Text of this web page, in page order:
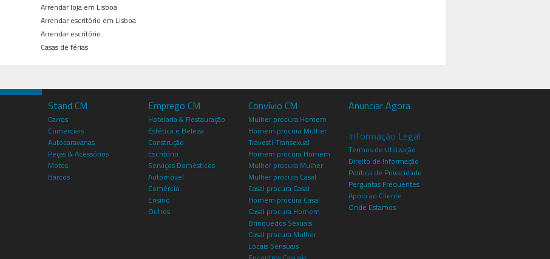
Arrendar loja em Lisboa
Arrendar escritório em Lisboa
Arrendar escritório
Casas de férias
Stand CM
Carros
Comerciais
Autocaravanas
Peças & Acessórios
Motos
Barcos
Emprego CM
Hotelaria & Restauração
Estética e Beleza
Construção
Escritório
Serviços Domésticos
Automóvel
Comércio
Ensino
Outros
Convívio CM
Mulher procura Homem
Homem procura Mulher
Travesti-Transexual
Homem procura Homem
Mulher procura Mulher
Mulher procura Casal
Casal procura Casal
Homem procura Casal
Casal procura Homem
Brinquedos Sexuais
Casal procura Mulher
Locais Sensuais
Anunciar Agora
Informação Legal
Termos de Utilização
Direito de Informação
Política de Privacidade
Perguntas Frequentes
Apoio ao Cliente
Onde Estamos